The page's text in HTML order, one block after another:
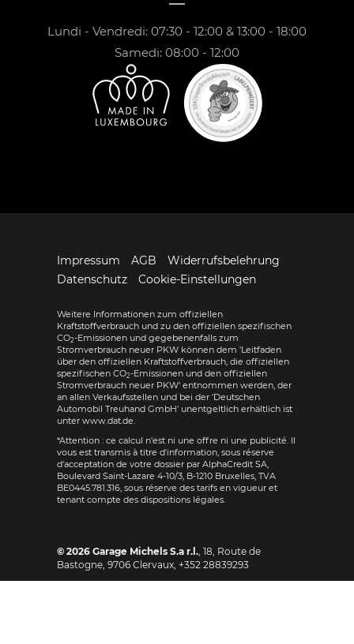
Lundi - Vendredi: 07:30 - 12:00 & 13:00 - 18:00
Samedi: 08:00 - 12:00
Impressum AGB
Widerrufsbelehrung
Datenschutz
Cookie-Einstellungen
Weitere Informationen zum offiziellen
Kraftstoffverbrauch und zu den offiziellen spezifischen
CO2-Emissionen und gegebenenfalls zum
Stromverbrauch neuer PKW können dem 'Leitfaden
über den offiziellen Kraftstoffverbrauch, die offiziellen
spezifischen CO2-Emissionen und den offiziellen
Stromverbrauch neuer PKW' entnommen werden, der
an allen Verkaufsstellen und bei der 'Deutschen
Automobil Treuhand GmbH' unentgeltlich erhältlich ist
unter www.dat.de.
*Attention : ce calcul n'est ni une offre ni une publicité. Il
vous est transmis à titre d'information, sous réserve
d'acceptation de votre dossier par AlphaCredit SA,
Boulevard Saint-Lazare 4-10/3, B-1210 Bruxelles, TVA
BE0445.781.316, sous réserve des tarifs en vigueur et
tenant compte des dispositions légales.
© 2026 Garage Michels S.a r.l. 18, Route de
Bastogne 9706 Clervaux, +352 28839293